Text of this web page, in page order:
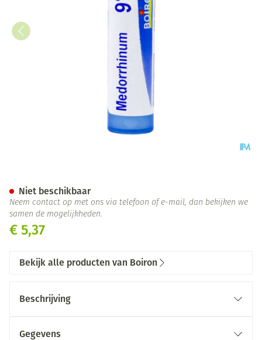
€ 5,37
Niet beschikbaar
Neem contact op met ons via telefoon of e-mail, dan bekijken we
samen de mogelijkheden.
Bekijk alle producten van Boiron
Beschrijving
Gegevens